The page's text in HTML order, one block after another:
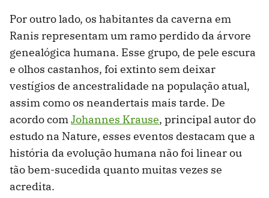
Por outro lado, os habitantes da caverna em
Ranis representam um ramo perdido da árvore
genealógica humana. Esse grupo, de pele escura
e olhos castanhos, foi extinto sem deixar
vestígios de ancestralidade na população atual,
assim como os neandertais mais tarde. De
acordo comJohannes Krause, principal autor do
estudo na Nature, esses eventos destacam que a
história da evolução humana não foi linear ou
tão bem-sucedida quanto muitas vezes se
acredita.